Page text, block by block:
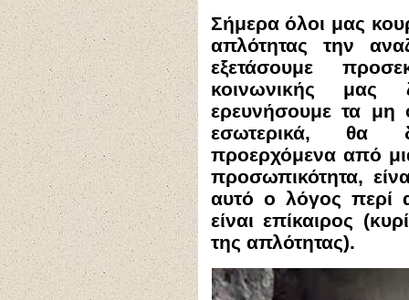
Σήμερα όλοι μας
απλότητας την
εξετάσουμε
κοινωνικής μας
ερευνήσουμε τα μη
εσωτερικά, θα
προερχόμενα από
προσωπικότητα,
αυτό ο λόγος περί
είναι επίκαιρος
της απλότητας).